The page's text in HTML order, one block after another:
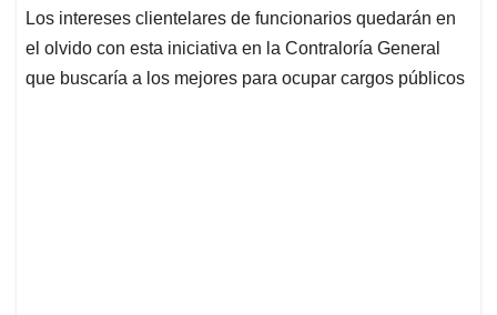
Los intereses clientelares de funcionarios quedarán en
el olvido con esta iniciativa en la Contraloría General
que buscaría a los mejores para ocupar cargos públicos